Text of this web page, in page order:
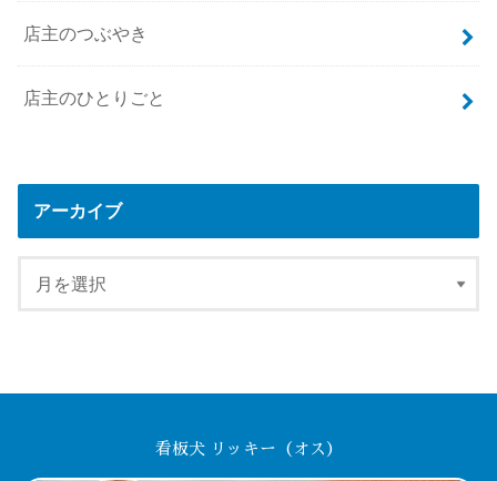
店主のつぶやき
店主のひとりごと
アーカイブ
看板犬 リッキー（オス）